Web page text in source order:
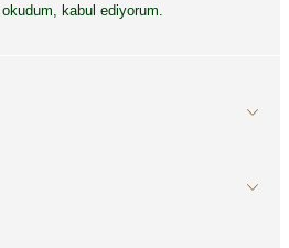
, okudum, kabul ediyorum.